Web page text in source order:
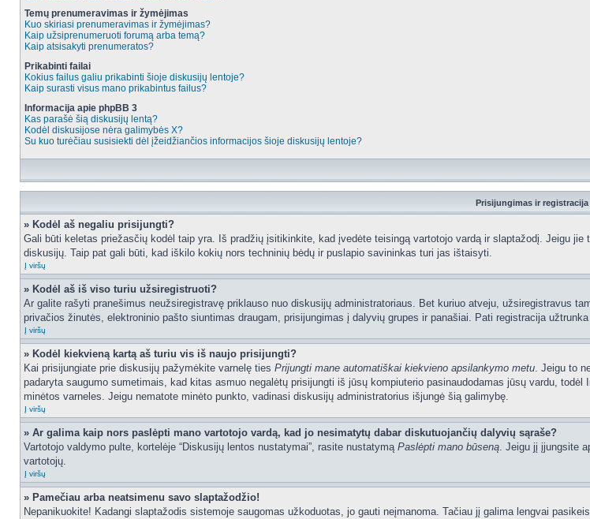
Temų prenumeravimas ir žymėjimas
Kuo skiriasi prenumeravimas ir žymėjimas?
Kaip užsiprenumeruoti forumą arba temą?
Kaip atsisakyti prenumeratos?
Prikabinti failai
Kokius failus galiu prikabinti šioje diskusijų lentoje?
Kaip surasti visus mano prikabintus failus?
Informacija apie phpBB 3
Kas parašė šią diskusijų lentą?
Kodėl diskusijose nėra galimybės X?
Su kuo turėčiau susisiekti dėl įžeidžiančios informacijos šioje diskusijų lentoje?
Prisijungimas ir registracija
» Kodėl aš negaliu prisijungti?
Gali būti keletas priežasčių kodėl taip yra. Iš pradžių įsitikinkite, kad įvedėte teisingą vartotojo vardą ir slaptažodį. Jeigu
diskusijų. Taip pat gali būti, kad iškilo kokių nors techninių bėdų ir puslapio savininkas turi jas ištaisyti.
Į viršų
» Kodėl aš iš viso turiu užsiregistruoti?
Ar galite rašyti pranešimus neužsiregistravę priklauso nuo diskusijų administratoriaus. Bet kuriuo atveju, užsiregistravus
privačios žinutės, elektroninio pašto siuntimas draugam, prisijungimas į dalyvių grupes ir panašiai. Pati registracija
Į viršų
» Kodėl kiekvieną kartą aš turiu vis iš naujo prisijungti?
Kai prisijungiate prie diskusijų pažymėkite varnelę ties Prijungti mane automatiškai kiekvieno apsilankymo metu. Jeigu to
padaryta saugumo sumetimais, kad kitas asmuo negalėtų prisijungti iš jūsų kompiuterio pasinaudodamas jūsų vardu,
minėtos varneles. Jeigu nematote minėto punkto, vadinasi diskusijų administratorius išjungė šią galimybę.
Į viršų
» Ar galima kaip nors paslėpti mano vartotojo vardą, kad jo nesimatytų dabar diskutuojančių dalyvių sąraše?
Vartotojo valdymo pulte, kortelėje “Diskusijų lentos nustatymai”, rasite nustatymą Paslėpti mano būseną. Jeigu jį įjungsite
vartotojų.
Į viršų
» Pamečiau arba neatsimenu savo slaptažodžio!
Nepanikuokite! Kadangi slaptažodis sistemoje saugomas užkoduotas, jo gauti neįmanoma. Tačiau jį galima lengvai